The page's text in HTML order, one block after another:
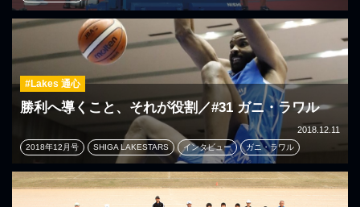
#Lakes 通心
勝利へ導くこと、それが役割／#31 ガニ・ラワル
2018.12.11
2018年12月号 SHIGA LAKESTARS インタビュー ガニ・ラワル